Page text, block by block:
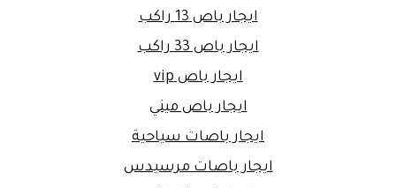
ايجار باص 13 راكب
ايجار باص 33 راكب
ايجار باص vip
ايجار باص ميني
ايجار باصات سياحية
ايجار باصات مرسيدس